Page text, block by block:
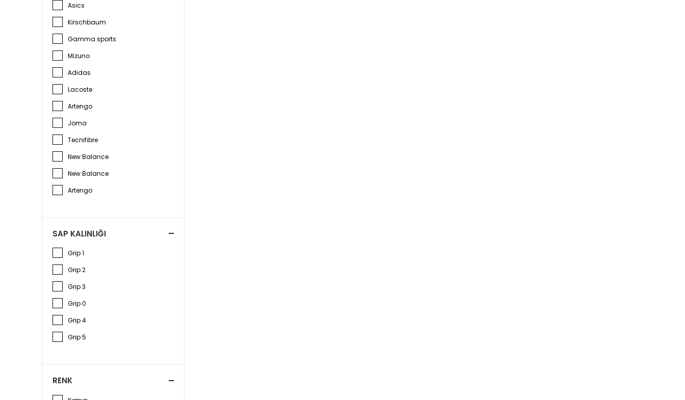
Asics
Kirschbaum
Gamma sports
Mizuno
Adidas
Lacoste
Artengo
Joma
Tecnifibre
New Balance
New Balance
Artengo
SAP KALINLIĞI
Grip 1
Grip 2
Grip 3
Grip 0
Grip 4
Grip 5
RENK